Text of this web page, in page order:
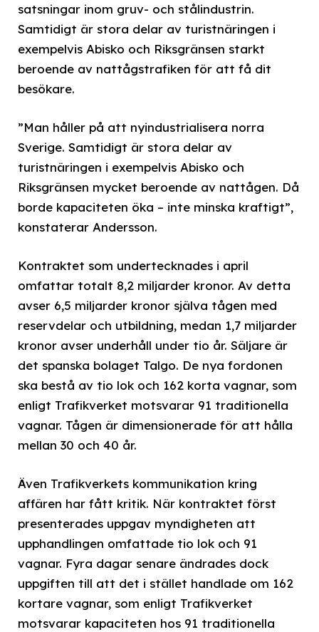
satsningar inom gruv- och stålindustrin.
Samtidigt är stora delar av turistnäringen i
exempelvis Abisko och Riksgränsen starkt
beroende av nattågstrafiken för att få dit
besökare.
”Man håller på att nyindustrialisera norra
Sverige. Samtidigt är stora delar av
turistnäringen i exempelvis Abisko och
Riksgränsen mycket beroende av nattågen. Då
borde kapaciteten öka – inte minska kraftigt”,
konstaterar Andersson.
Kontraktet som undertecknades i april
omfattar totalt 8,2 miljarder kronor. Av detta
avser 6,5 miljarder kronor själva tågen med
reservdelar och utbildning, medan 1,7 miljarder
kronor avser underhåll under tio år. Säljare är
det spanska bolaget Talgo. De nya fordonen
ska bestå av tio lok och 162 korta vagnar, som
enligt Trafikverket motsvarar 91 traditionella
vagnar. Tågen är dimensionerade för att hålla
mellan 30 och 40 år.
Även Trafikverkets kommunikation kring
affären har fått kritik. När kontraktet först
presenterades uppgav myndigheten att
upphandlingen omfattade tio lok och 91
vagnar. Fyra dagar senare ändrades dock
uppgiften till att det i stället handlade om 162
kortare vagnar, som enligt Trafikverket
motsvarar kapaciteten hos 91 traditionella